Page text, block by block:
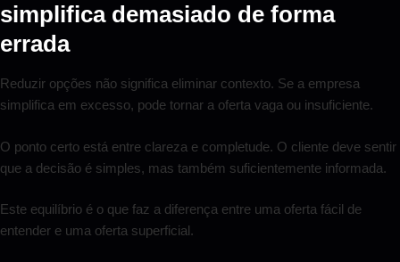
simplifica demasiado de forma
errada
Reduzir opções não significa eliminar contexto. Se a empresa
simplifica em excesso, pode tornar a oferta vaga ou insuficiente.
O ponto certo está entre clareza e completude. O cliente deve sentir
que a decisão é simples, mas também suficientemente informada.
Este equilíbrio é o que faz a diferença entre uma oferta fácil de
entender e uma oferta superficial.